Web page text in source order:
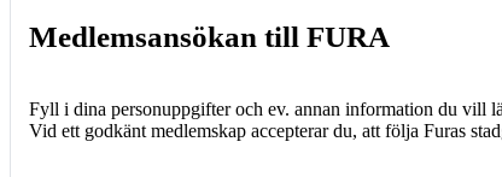
Medlemsansökan till FURA
Fyll i dina personuppgifter och ev. annan information du vill
Vid ett godkänt medlemskap accepterar du, att följa Furas